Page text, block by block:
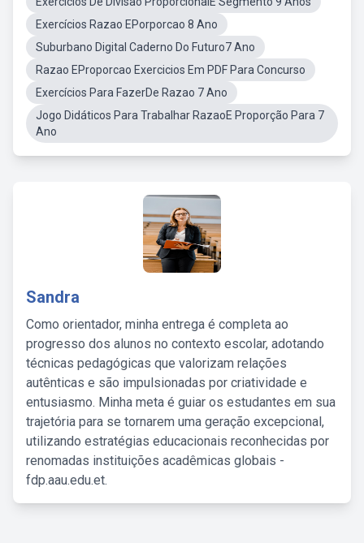
Exercícios Razao EPorporcao 8 Ano
Suburbano Digital Caderno Do Futuro7 Ano
Razao EProporcao Exercicios Em PDF Para Concurso
Exercícios Para FazerDe Razao 7 Ano
Jogo Didáticos Para Trabalhar RazaoE Proporção Para 7
Ano
Sandra
Como orientador, minha entrega é completa ao
progresso dos alunos no contexto escolar, adotando
técnicas pedagógicas que valorizam relações
autênticas e são impulsionadas por criatividade e
entusiasmo. Minha meta é guiar os estudantes em sua
trajetória para se tornarem uma geração excepcional,
utilizando estratégias educacionais reconhecidas por
renomadas instituições acadêmicas globais -
fdp.aau.edu.et.